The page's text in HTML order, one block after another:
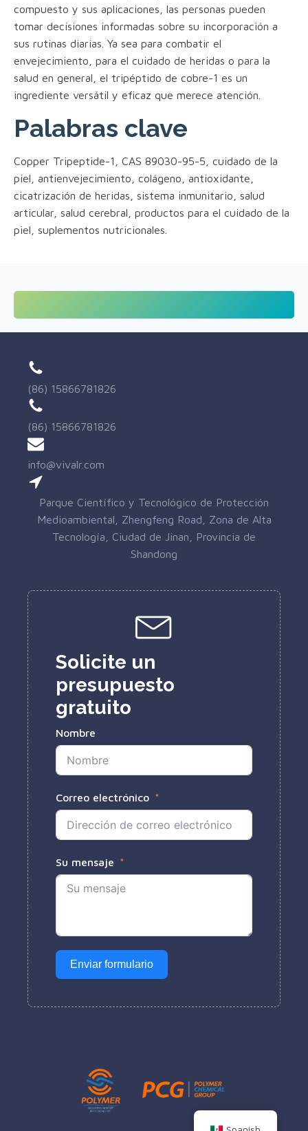
compuesto y sus aplicaciones, las personas pueden
tomar decisiones informadas sobre su incorporación a
sus rutinas diarias. Ya sea para combatir el
envejecimiento, para el cuidado de heridas o para la
salud en general, el tripéptido de cobre-1 es un
ingrediente versátil y eficaz que merece atención.
Palabras clave
Copper Tripeptide-1, CAS 89030-95-5, cuidado de la
piel, antienvejecimiento, colágeno, antioxidante,
cicatrización de heridas, sistema inmunitario, salud
articular, salud cerebral, productos para el cuidado de la
piel, suplementos nutricionales.
(86) 15866781826
(86) 15866781826
info@vivalr.com
Parque Científico y Tecnológico de Protección
Medioambiental, Zhengfeng Road, Zona de Alta
Tecnología, Ciudad de Jinan, Provincia de
Shandong
Solicite un
presupuesto
gratuito
Nombre
Correo electrónico
Su mensaje
Enviar formulario